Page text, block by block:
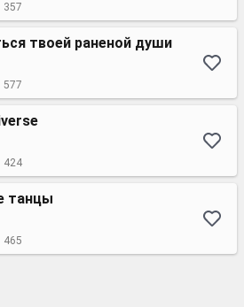
357
твоей раненой души
577
424
танцы
465